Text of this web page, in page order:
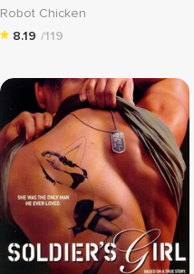
Robot Chicken
8.19 /119